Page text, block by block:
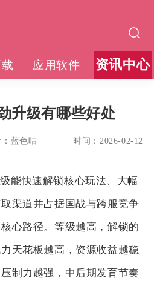
应用软件 资讯中心
升级有哪些好处
蓝色咕 时间： 2026-02-12
能快速解锁核心玩法、大幅
渠道并占据国战与跨服竞争
心路径。等级越高，解锁的
天花板越高，资源收益越稳
制力越强，中后期发育节奏